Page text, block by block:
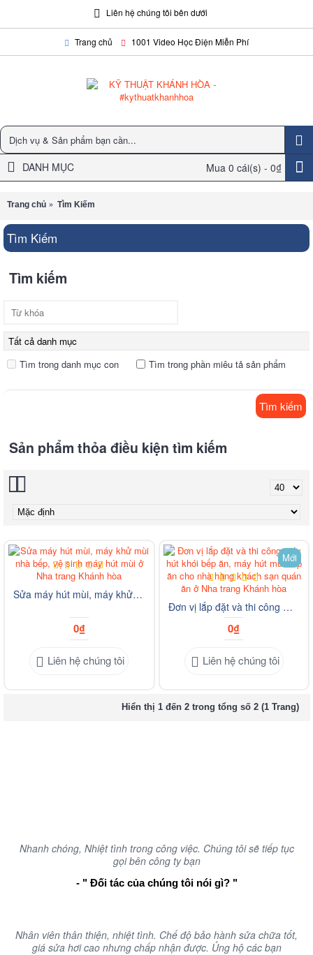
Liên hệ chúng tôi bên dưới
Trang chủ 1001 Video Học Điện Miễn Phí
Mua 0 cái(s) - 0₫
DANH MỤC
Trang chủ Tìm Kiếm
Tìm Kiếm
Tìm kiếm
Tìm trong danh mục con Tìm trong phần miêu tả sản phẩm
Sản phẩm thỏa điều kiện tìm kiếm
Sửa máy hút mùi, máy khử mùi nhà bếp, vệ sinh máy hút mùi ở Nha trang Khánh hòa
0₫
Liên hệ chúng tôi
Mới
Đơn vị lắp đặt và thi công máy hút khói bếp ăn, máy hút mùi bếp ăn cho nhà hàng khách sạn quán ăn ở Nha trang Khánh hòa
0₫
Liên hệ chúng tôi
Hiển thị 1 đến 2 trong tổng số 2 (1 Trang)
Nhanh chóng, Nhiệt tình trong công việc. Chúng tôi sẽ tiếp tục
gọi bên công ty bạn
- " Đối tác của chúng tôi nói gì? "
Nhân viên thân thiện, nhiệt tình. Chế độ bảo hành sửa chữa tốt,
giá sửa hơi cao nhưng chấp nhận được. Ủng hộ các bạn